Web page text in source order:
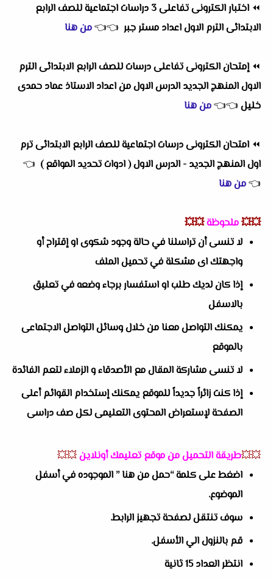
⏪
اختبار الكترونى تفاعلى 3 دراسات اجتماعية للصف الرابع
الابتدائى الترم الاول اعداد مستر جبر 👈
👈من هنا
⏪إمتحان الكترونى تفاعلى درسات للصف الرابع الابتدائى الترم
الاول المنهج الجديد الدرس الاول من اعداد الاستاذ عماد حمدى
خليل 👈
👈من هنا
⏪ امتحان الكترونى درسات اجتماعية للصف الرابع الابتدائى ترم
اول المنهج الجديد - الدرس الاول ( ادوات تحديد المواقع ) 👈
👈من هنا
💥💥ملحوظة💥💥
لا تنسى أن تراسلنا في حالة وجود شكوى او إقتراح أو
واجهتك اى مشكلة في تحميل الملف
إذا كان لديك طلب او استفسار برجاء وضعه في تعليق
بالاسفل
يمكنك التواصل معنا من خلال وسائل التواصل الاجتماعى
بالموقع
لا تنسى مشاركة المقال مع الأصدقاء و الزملاء لتعم الفائدة
إذا كنت زائراً جديداً للموقع يمكنك إستخدام القوائم أعلى
الصفحة لإستعراض المحتوى التعليمى لكل صف دراسى
💥💥طريقة التحميل من موقع تعليمك أونلاين💥💥
اضغط على كلمة “حمل من هنا ” الموجوده في أسفل
الموضوع.
سوف تنتقل لصفحة تجهيز الرابط.
قم بالنزول الي الأسفل.
انتظر العداد 15 ثانية